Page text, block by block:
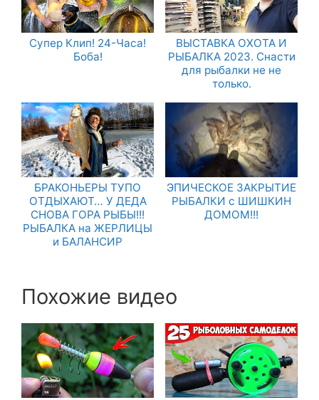
Супер Клип! 24-Часа!
Боба!
ВЫСТАВКА ОХОТА И
РЫБАЛКА 2023. Снасти
для рыбалки не не
только.
БРАКОНЬЕРЫ ТУПО
ОТДЫХАЮТ… У ДЕДА
СНОВА ГОРА РЫБЫ!!!
РЫБАЛКА на ЖЕРЛИЦЫ
и БАЛАНСИР
ЭПИЧЕСКОЕ ЗАКРЫТИЕ
РЫБАЛКИ с ШИШКИН
ДОМОМ!!!
Похожие видео